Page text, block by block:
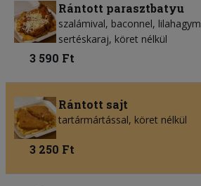
Rántott parasztbatyu
szalámival, baconnel,
sertéskaraj, köret nélkül
3 590 Ft
Rántott sajt
tartármártással, köret nélkül
3 250 Ft